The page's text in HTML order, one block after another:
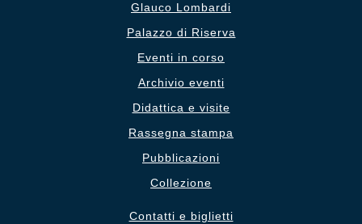
Glauco Lombardi
Palazzo di Riserva
Eventi in corso
Archivio eventi
Didattica e visite
Rassegna stampa
Pubblicazioni
Collezione
Contatti e biglietti